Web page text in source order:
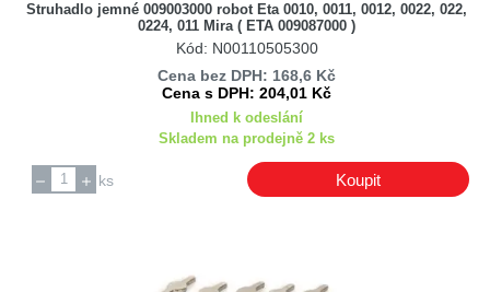
Struhadlo jemné 009003000 robot Eta 0010, 0011, 0012, 0022, 022,
0224, 011 Mira ( ETA 009087000 )
Kód: N00110505300
Cena bez DPH: 168,6 Kč
Cena s DPH: 204,01 Kč
Ihned k odeslání
Skladem na prodejně 2 ks
ks Koupit